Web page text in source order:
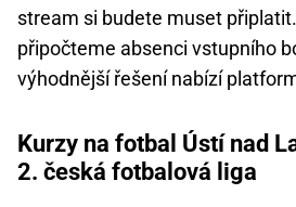
stream si budete muset
připočteme absenci vstupního
výhodnější řešení nabízí
Kurzy na fotbal Ústí nad
2. česká fotbalová liga